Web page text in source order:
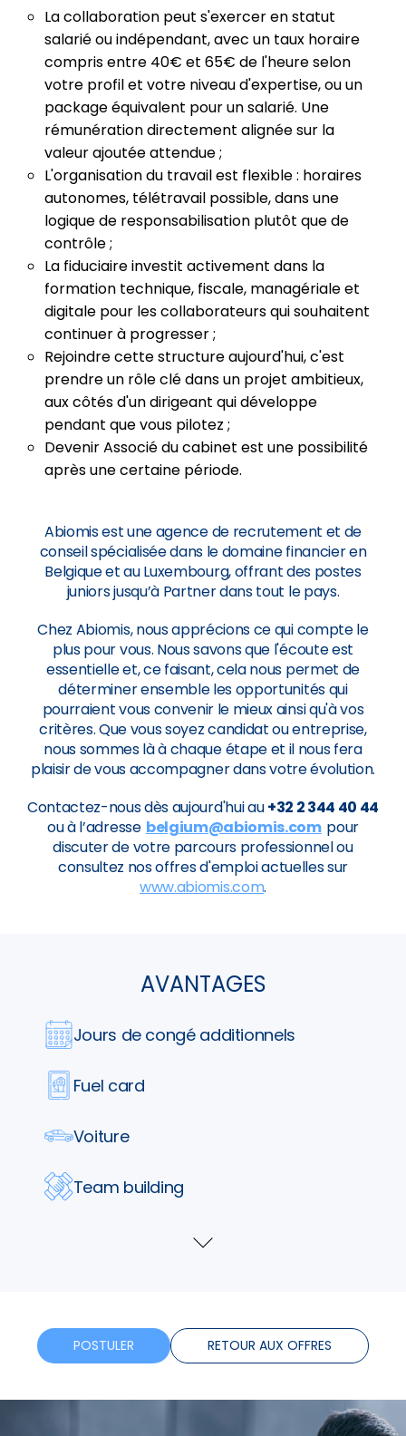
La collaboration peut s'exercer en statut
salarié ou indépendant, avec un taux horaire
compris entre 40€ et 65€ de l'heure selon
votre profil et votre niveau d'expertise, ou un
package équivalent pour un salarié. Une
rémunération directement alignée sur la
valeur ajoutée attendue ;
L'organisation du travail est flexible : horaires
autonomes, télétravail possible, dans une
logique de responsabilisation plutôt que de
contrôle ;
La fiduciaire investit activement dans la
formation technique, fiscale, managériale et
digitale pour les collaborateurs qui souhaitent
continuer à progresser ;
Rejoindre cette structure aujourd'hui, c'est
prendre un rôle clé dans un projet ambitieux,
aux côtés d'un dirigeant qui développe
pendant que vous pilotez ;
Devenir Associé du cabinet est une possibilité
après une certaine période.
Abiomis est une agence de recrutement et de
conseil spécialisée dans le domaine financier en
Belgique et au Luxembourg, offrant des postes
juniors jusqu’à Partner dans tout le pays.
Chez Abiomis, nous apprécions ce qui compte le
plus pour vous. Nous savons que l'écoute est
essentielle et, ce faisant, cela nous permet de
déterminer ensemble les opportunités qui
pourraient vous convenir le mieux ainsi qu'à vos
critères. Que vous soyez candidat ou entreprise,
nous sommes là à chaque étape et il nous fera
plaisir de vous accompagner dans votre évolution.
Contactez-nous dès aujourd'hui au+32 2 344 40 44
ou à l’adresse belgium@abiomis.com pour
discuter de votre parcours professionnel ou
consultez nos offres d'emploi actuelles sur
www.abiomis.com.
AVANTAGES
Jours de congé additionnels
Fuel card
Voiture
Team building
Telephone
Voir
POSTULER RETOUR AUX OFFRES